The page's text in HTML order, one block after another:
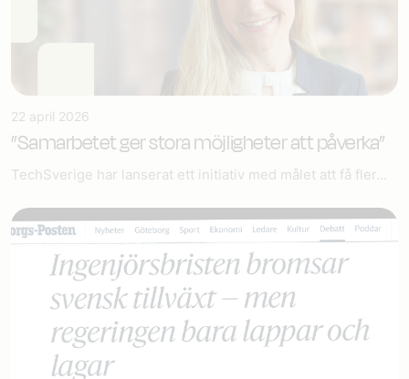
22 april 2026
”Samarbetet ger stora möjligheter att påverka”
TechSverige har lanserat ett initiativ med målet att få fler...